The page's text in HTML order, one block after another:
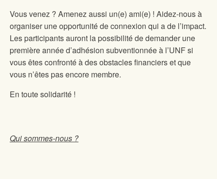
Vous venez ? Amenez aussi un(e) ami(e) ! Aidez-nous à
organiser une opportunité de connexion qui a de l’impact.
Les participants auront la possibilité de demander une
première année d’adhésion subventionnée à l’UNF si
vous êtes confronté à des obstacles financiers et que
vous n’êtes pas encore membre.
En toute solidarité !
Qui sommes-nous ?